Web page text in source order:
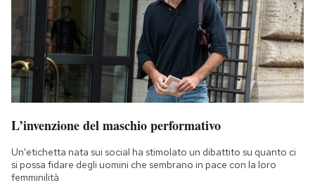
L’invenzione del maschio performativo
Un'etichetta nata sui social ha stimolato un dibattito su quanto ci
si possa fidare degli uomini che sembrano in pace con la loro
femminilità